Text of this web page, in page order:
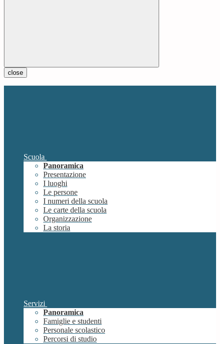
close
Scuola
Panoramica
Presentazione
I luoghi
Le persone
I numeri della scuola
Le carte della scuola
Organizzazione
La storia
Servizi
Panoramica
Famiglie e studenti
Personale scolastico
Percorsi di studio